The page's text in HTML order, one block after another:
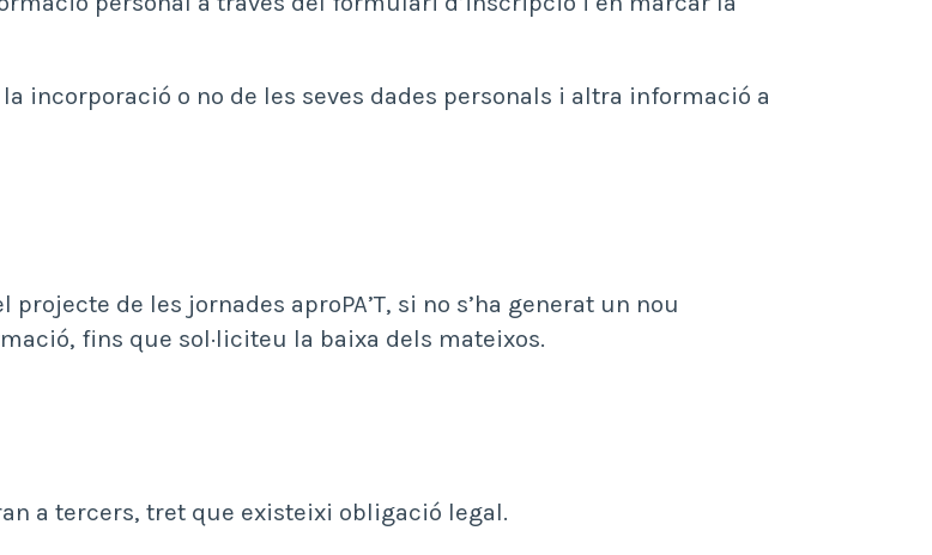
incorporació o no de les seves dades personals i altra informació a
de les jornades aproPA’T, si no s’ha generat un nou
fins que sol·liciteu la baixa dels mateixos.
a tercers, tret que existeixi obligació legal.